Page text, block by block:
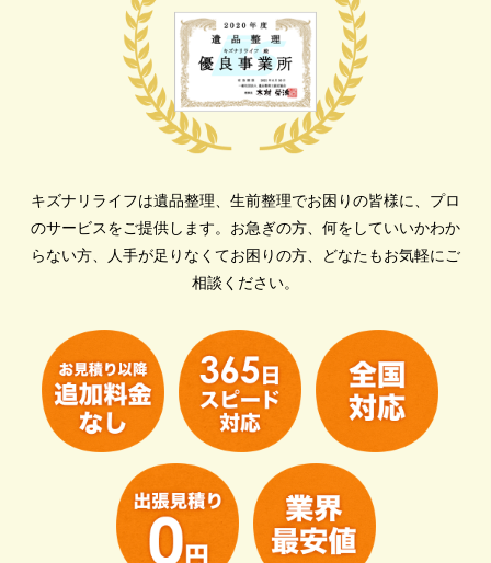
キズナリライフは遺品整理、生前整理でお困りの皆様に、プロ
のサービスをご提供します。 お急ぎの方、何をしていいかわか
らない方、人手が足りなくてお困りの方、どなたもお気軽にご
相談ください。